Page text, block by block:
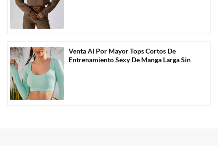
Venta Al Por Mayor Tops Cortos De
Entrenamiento Sexy De Manga Larga Sin